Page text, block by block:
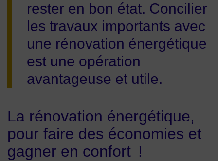
rester en bon état. Concilier
les travaux importants avec
une rénovation énergétique
est une opération
avantageuse et utile.
La rénovation énergétique,
pour faire des économies et
gagner en confort !